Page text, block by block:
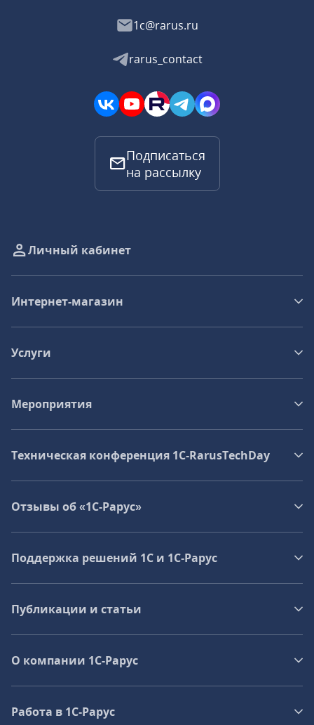
1c@rarus.ru
rarus_contact
Подписаться
на рассылку
Личный кабинет
Интернет-магазин
Услуги
Мероприятия
Техническая конференция 1C‑RarusTechDay
Отзывы об «1С-Рарус»
Поддержка решений 1С и 1С‑Рарус
Публикации и статьи
О компании 1C-Рарус
Работа в 1С‑Рарус